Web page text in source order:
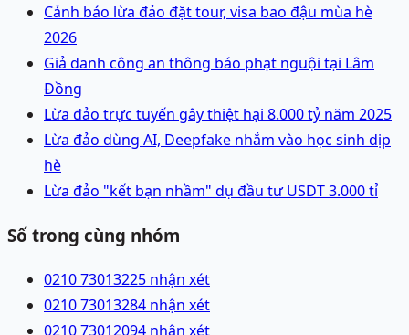
Cảnh báo lừa đảo đặt tour, visa bao đậu mùa hè
2026
Giả danh công an thông báo phạt nguội tại Lâm
Đồng
Lừa đảo trực tuyến gây thiệt hại 8.000 tỷ năm 2025
Lừa đảo dùng AI, Deepfake nhắm vào học sinh dịp
hè
Lừa đảo "kết bạn nhầm" dụ đầu tư USDT 3.000 tỉ
Số trong cùng nhóm
0210 73013225 nhận xét
0210 73013284 nhận xét
0210 73012094 nhận xét